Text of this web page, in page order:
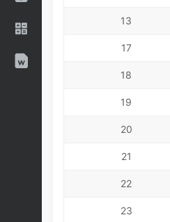
13
17
18
19
20
21
22
23